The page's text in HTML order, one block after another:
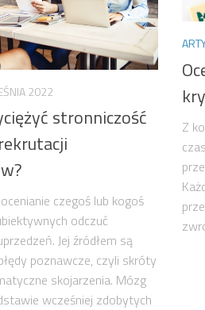
2022
stronniczość
czegoś lub kogoś
odczuć
Jej źródłem są
poznawcze, czyli skróty
skojarzenia. Mózg
wcześniej zdobytych
Z